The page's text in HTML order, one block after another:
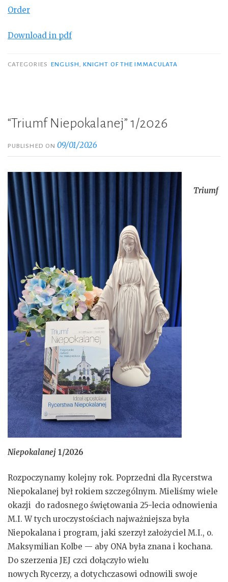
Order
Download in pdf
CATEGORIES ENGLISH, KNIGHT OF THE IMMACULATA
“Triumf Niepokalanej” 1/2026
PUBLISHED ON09/01/2026
Triumf
Niepokalanej 1/2026
Rozpoczynamy kolejny rok. Poprzedni dla Rycerstwa
Niepokalanej był rokiem szczególnym. Mieliśmy wiele
okazji do radosnego świętowania 25-lecia odnowienia
M.I. W tych uroczystościach najważniejsza była
Niepokalana i program, jaki szerzył założyciel M.I., o.
Maksymilian Kolbe — aby ONA była znana i kochana.
Do szerzenia JEJ czci dołączyło wielu
nowych Rycerzy, a dotychczasowi odnowili swoje